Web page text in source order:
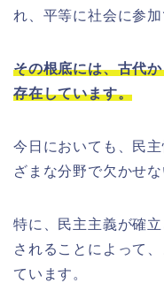
れ、平等に社会に参
その根底には、古代
存在しています。
今日においても、民
ざまな分野で欠かせ
特に、民主主義が確
されることによって
ています。